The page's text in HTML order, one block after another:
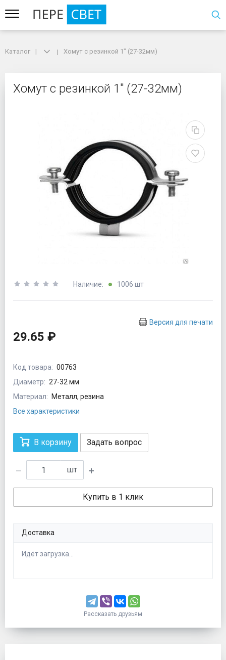
Хомут с резинкой 1" (27-32мм)
Каталог Хомут с резинкой 1" (27-32мм)
Хомут с резинкой 1" (27-32мм)
Наличие: 1006 шт
Версия для печати
29.65 ₽
Код товара: 00763
Диаметр: 27-32 мм
Материал:
Металл, резина
Все характеристики
В корзину Задать вопрос
шт
Купить в 1 клик
Доставка
Идёт загрузка...
Рассказать друзьям